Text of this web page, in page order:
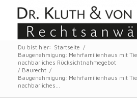
Du bist hier: Startseite
/
Baugenehmigung: Mehrfamilienhaus mit
nachbarliches Rücksichtnahmegebot
/ Baurecht /
Baugenehmigung: Mehrfamilienhaus mit
nachbarliches...